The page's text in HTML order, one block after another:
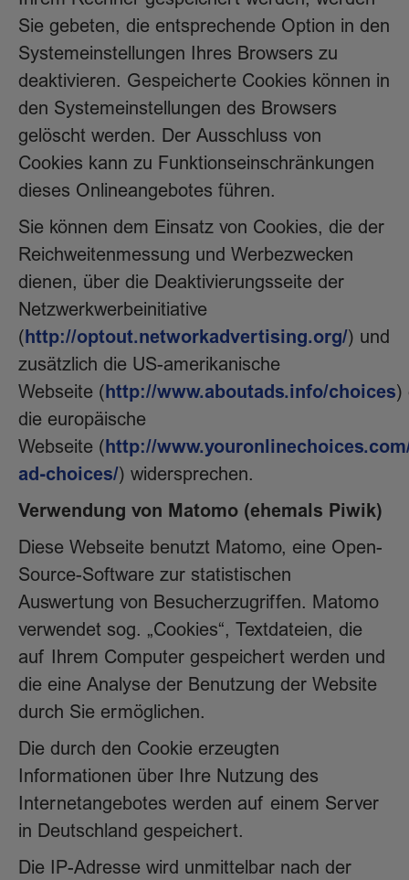
Sie gebeten, die entsprechende Option in den
Systemeinstellungen Ihres Browsers zu
deaktivieren. Gespeicherte Cookies können in
den Systemeinstellungen des Browsers
gelöscht werden. Der Ausschluss von
Cookies kann zu Funktionseinschränkungen
dieses Onlineangebotes führen.
Sie können dem Einsatz von Cookies, die der
Reichweitenmessung und Werbezwecken
dienen, über die Deaktivierungsseite der
Netzwerkwerbeinitiative
(http://optout.networkadvertising.org/) und
zusätzlich die US-amerikanische
Webseite (http://www.aboutads.info/choices)
die europäische
Webseite (http://
ad-choices/) widersprechen.
Verwendung von Matomo (ehemals Piwik)
Diese Webseite benutzt Matomo, eine Open-
Source-Software zur statistischen
Auswertung von Besucherzugriffen. Matomo
verwendet sog. „Cookies“, Textdateien, die
auf Ihrem Computer gespeichert werden und
die eine Analyse der Benutzung der Website
durch Sie ermöglichen.
Die durch den Cookie erzeugten
Informationen über Ihre Nutzung des
Internetangebotes werden auf einem Server
in Deutschland gespeichert.
Die IP-Adresse wird unmittelbar nach der